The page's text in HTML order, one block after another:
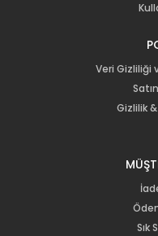
Veri Gizliliği
Gizlilik
Sık